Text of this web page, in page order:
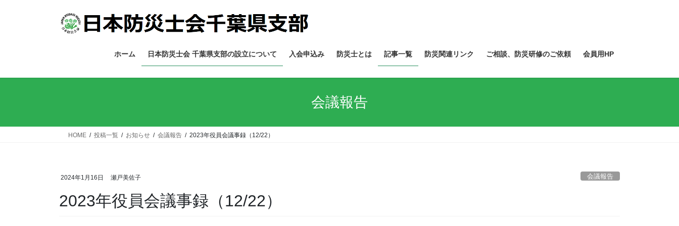
ス
ン
ホーム 日本防災士会 千葉県支部の設立について 入会申込み 防災士とは 記事一覧 防災関連リンク ご相談、防災研修のご依頼 会員用HP
会議報告
HOME 投稿一覧 お知らせ 会議報告 2023年役員会議事録（12/22）
2024年1月16日 瀬戸美佐子 会議報告
2023年役員会議事録（12/22）